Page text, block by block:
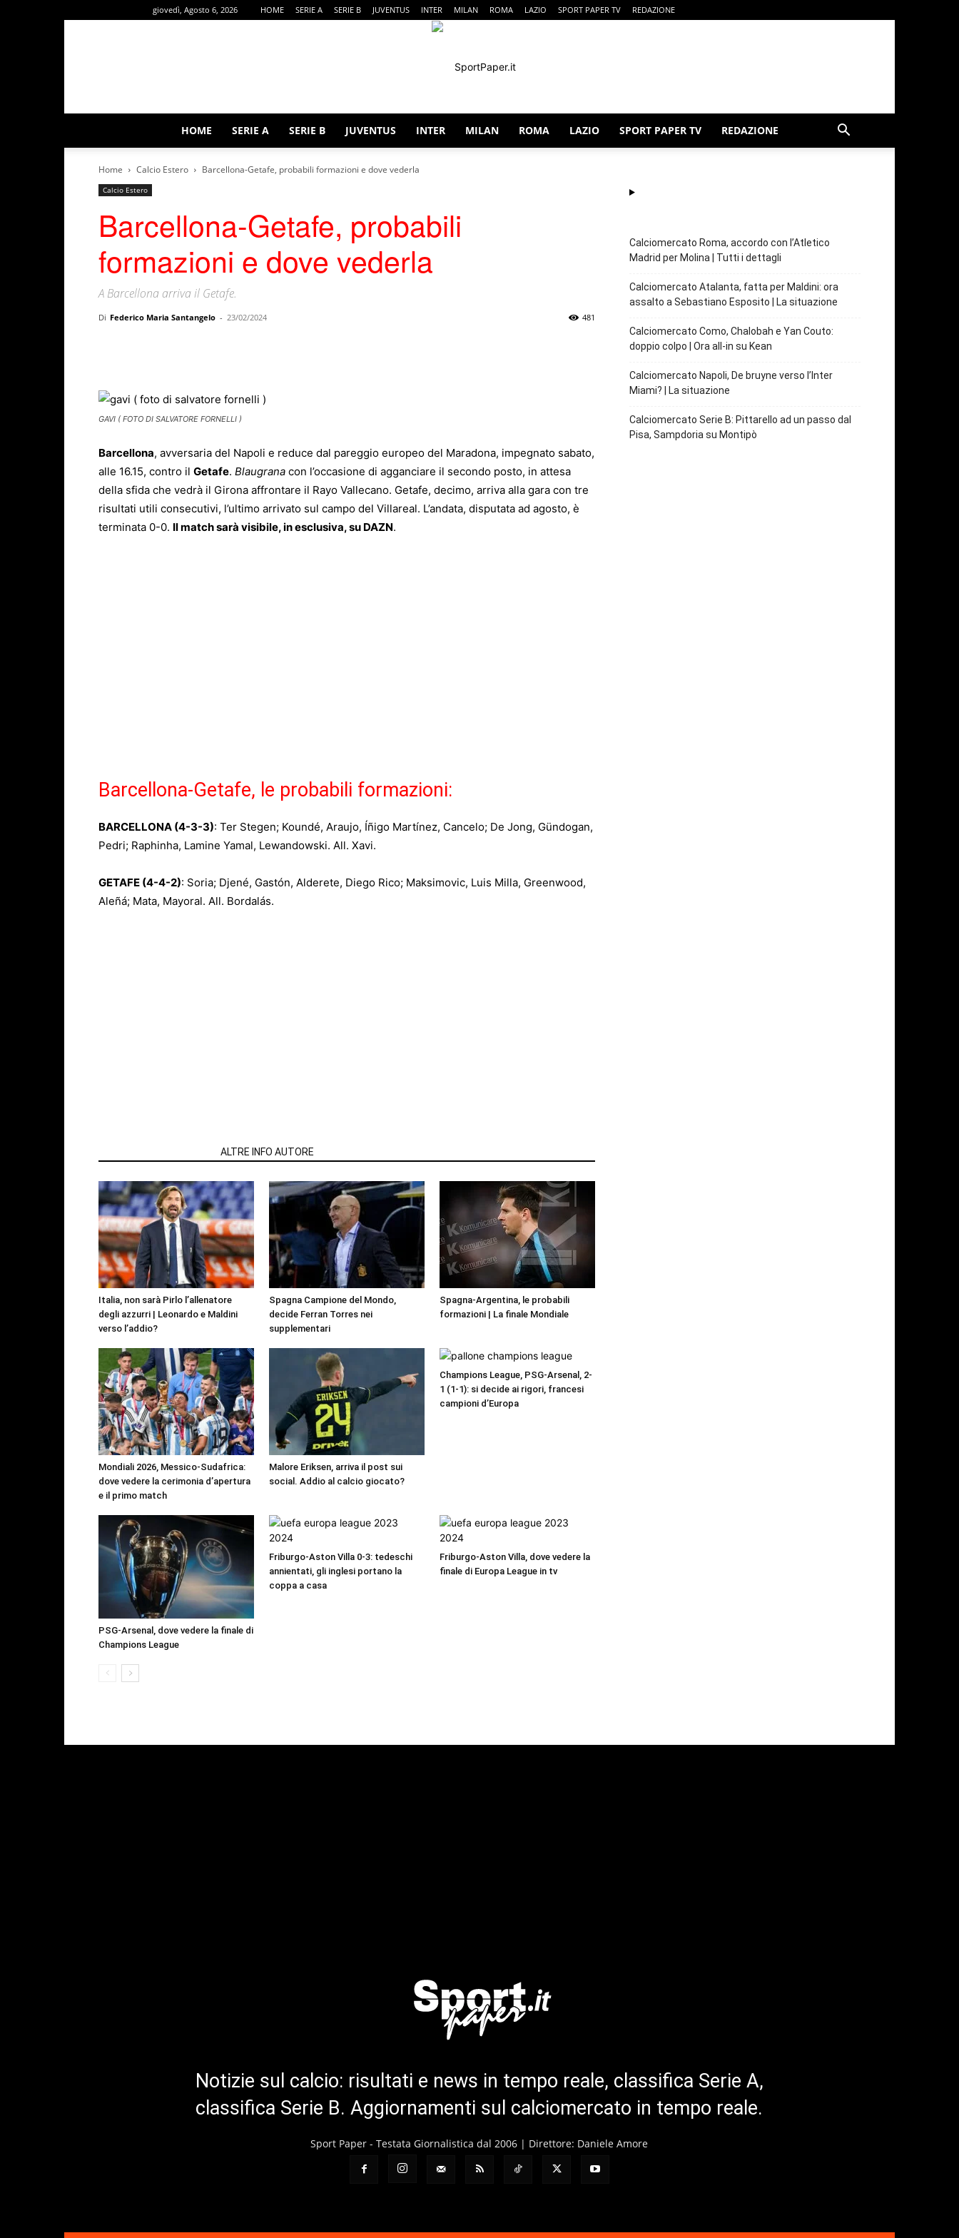
giovedì, Agosto 6, 2026 HOME SERIE A SERIE B JUVENTUS INTER MILAN ROMA LAZIO SPORT PAPER TV REDAZIONE
HOME SERIE A SERIE B JUVENTUS INTER MILAN ROMA LAZIO SPORT PAPER TV REDAZIONE
Home Calcio Estero Barcellona-Getafe, probabili formazioni e dove vederla
Calcio Estero
Barcellona-Getafe, probabili
formazioni e dove vederla
A Barcellona arriva il Getafe.
Di Federico Maria Santangelo - 23/02/2024 481
GAVI ( FOTO DI SALVATORE FORNELLI )
Barcellona, avversaria del Napoli e reduce dal pareggio europeo del Maradona, impegnato sabato,
alle 16.15, contro il Getafe. Blaugrana con l’occasione di agganciare il secondo posto, in attesa
della sfida che vedrà il Girona affrontare il Rayo Vallecano. Getafe, decimo, arriva alla gara con tre
risultati utili consecutivi, l’ultimo arrivato sul campo del Villareal. L’andata, disputata ad agosto, è
terminata 0-0. Il match sarà visibile, in esclusiva, su DAZN.
Barcellona-Getafe, le probabili formazioni:
BARCELLONA (4-3-3): Ter Stegen; Koundé, Araujo, Íñigo Martínez, Cancelo; De Jong, Gündogan,
Pedri; Raphinha, Lamine Yamal, Lewandowski. All. Xavi.
GETAFE (4-4-2): Soria; Djené, Gastón, Alderete, Diego Rico; Maksimovic, Luis Milla, Greenwood,
Aleñá; Mata, Mayoral. All. Bordalás.
ALTRE INFO AUTORE
Italia, non sarà Pirlo l’allenatore
degli azzurri | Leonardo e Maldini
verso l’addio?
Spagna Campione del Mondo,
decide Ferran Torres nei
supplementari
Spagna-Argentina, le probabili
formazioni | La finale Mondiale
Mondiali 2026, Messico-Sudafrica:
dove vedere la cerimonia d’apertura
e il primo match
Malore Eriksen, arriva il post sui
social. Addio al calcio giocato?
Champions League, PSG-Arsenal, 2-
1 (1-1): si decide ai rigori, francesi
campioni d’Europa
PSG-Arsenal, dove vedere la finale di
Champions League
Friburgo-Aston Villa 0-3: tedeschi
annientati, gli inglesi portano la
coppa a casa
Friburgo-Aston Villa, dove vedere la
finale di Europa League in tv
Calciomercato Roma, accordo con l’Atletico
Madrid per Molina | Tutti i dettagli
Calciomercato Atalanta, fatta per Maldini: ora
assalto a Sebastiano Esposito | La situazione
Calciomercato Como, Chalobah e Yan Couto:
doppio colpo | Ora all-in su Kean
Calciomercato Napoli, De bruyne verso l’Inter
Miami? | La situazione
Calciomercato Serie B: Pittarello ad un passo dal
Pisa, Sampdoria su Montipò
Notizie sul calcio: risultati e news in tempo reale, classifica Serie A,
classifica Serie B. Aggiornamenti sul calciomercato in tempo reale.
Sport Paper - Testata Giornalistica dal 2006 | Direttore: Daniele Amore